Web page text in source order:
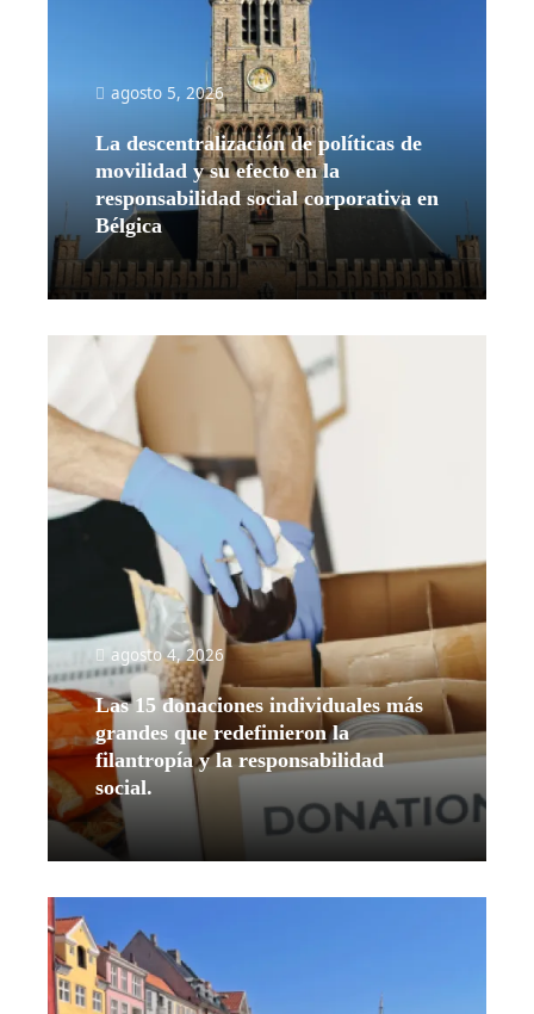
agosto 5, 2026
La descentralización de políticas de
movilidad y su efecto en la
responsabilidad social corporativa en
Bélgica
Leer más
agosto 4, 2026
Las 15 donaciones individuales más
grandes que redefinieron la
filantropía y la responsabilidad
social.
Leer más